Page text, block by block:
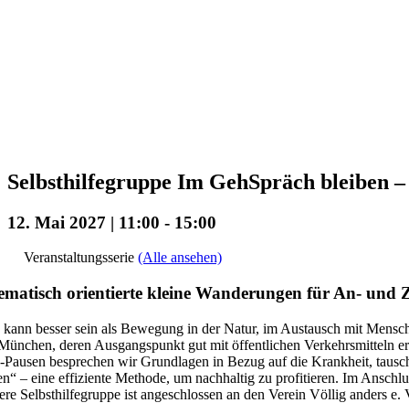
Selbsthilfegruppe Im GehSpräch bleiben
12. Mai 2027 | 11:00 - 15:00
Veranstaltungsserie (Alle ansehen)
orientierte kleine Wanderungen für An- und
kann besser sein als Bewegung in der Natur, im Austausch mit
deren Ausgangspunkt gut mit öffentlichen Verkehrsmitteln
Pausen besprechen wir Grundlagen in Bezug auf die Krankheit,
– eine effiziente Methode, um nachhaltig zu profitieren. Im
Selbsthilfegruppe ist angeschlossen an den Verein Völlig anders